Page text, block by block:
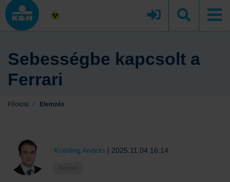
Sebességbe kapcsolt a
Ferrari
Főoldal / Elemzés
Krahling András | 2025.11.04 16:14